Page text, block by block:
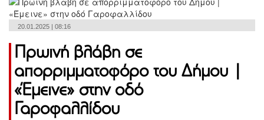
20.01.2025 | 08:16
Πρωινή βλάβη σε
απορριμματοφόρο του Δήμου |
«Έμεινε» στην οδό
Γαροφαλλίδου